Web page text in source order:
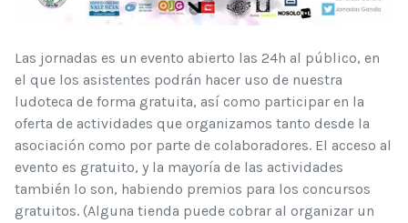
Las jornadas es un evento abierto las 24h al público, en
el que los asistentes podrán hacer uso de nuestra
ludoteca de forma gratuita, así como participar en la
oferta de actividades que organizamos tanto desde la
asociación como por parte de colaboradores. El acceso al
evento es gratuito, y la mayoría de las actividades
también lo son, habiendo premios para los concursos
gratuitos. (Alguna tienda puede cobrar al organizar un